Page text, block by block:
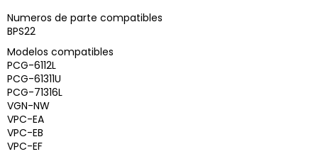
Numeros de parte compatibles
BPS22
Modelos compatibles
PCG-6112L
PCG-61311U
PCG-71316L
VGN-NW
VPC-EA
VPC-EB
VPC-EF